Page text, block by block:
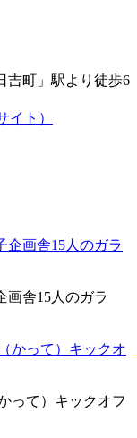
吉町」駅より徒歩6
イト）
画舎15人のガラ
って）キックオフ